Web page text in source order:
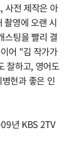
사전 제작은 아
촬영에 오랜 시
스팅을 빨리 결
어 "김 작가가
잘하고, 영어도
헌과 좋은 인
년 KBS 2TV